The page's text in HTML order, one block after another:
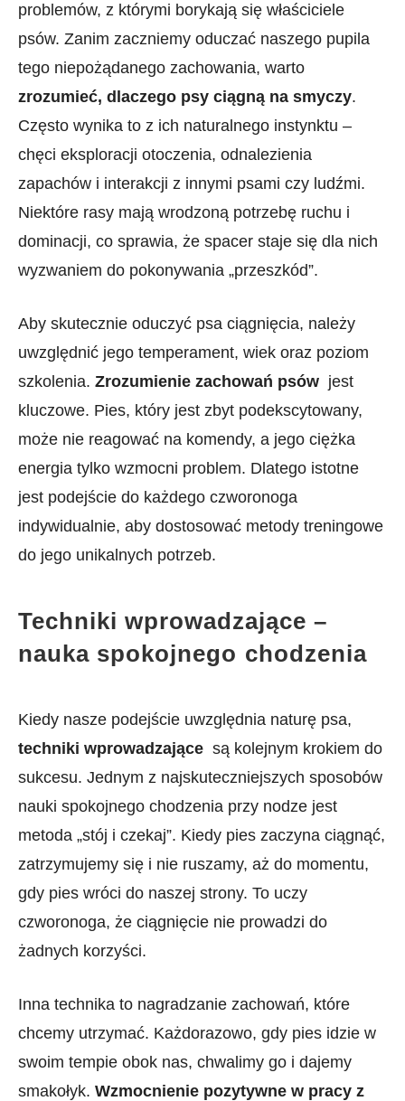
problemów,‌ z którymi borykają się właściciele
psów. Zanim zaczniemy oduczać naszego pupila ​
tego niepożądanego ⁣zachowania, warto
zrozumieć, dlaczego psy ciągną na smyczy.
Często wynika to z ich naturalnego instynktu ​–
chęci eksploracji otoczenia, odnalezienia
zapachów i ​interakcji z innymi psami czy ludźmi.
Niektóre rasy mają wrodzoną potrzebę ruchu i
dominacji, co sprawia, że⁣ spacer staje się dla nich
wyzwaniem do pokonywania „przeszkód”.
Aby skutecznie oduczyć psa ciągnięcia, należy
uwzględnić jego temperament,⁤ wiek oraz ‍poziom
szkolenia.⁣ Zrozumienie zachowań⁤ psów ⁣ jest
kluczowe.⁣ Pies, który jest zbyt podekscytowany,
może nie reagować na komendy, a jego ciężka
energia tylko wzmocni problem. Dlatego istotne
jest podejście⁣ do każdego‍ czworonoga
indywidualnie, aby ⁢dostosować⁤ metody treningowe
‌do jego unikalnych potrzeb.
Techniki wprowadzające –⁢
nauka spokojnego ⁢chodzenia
Kiedy ​nasze podejście uwzględnia ⁤naturę psa,​
techniki wprowadzające ‍ są kolejnym krokiem do
sukcesu. Jednym z najskuteczniejszych sposobów
nauki ⁣spokojnego chodzenia‍ przy nodze​ jest
metoda​ „stój i ⁢czekaj”.⁣ Kiedy pies zaczyna ciągnąć,⁣
zatrzymujemy ⁣się i nie ‍ruszamy,‌ aż do‌ momentu,
gdy pies wróci do naszej‍ strony. To ‍uczy
czworonoga, że ciągnięcie‌ nie prowadzi do
żadnych korzyści.
Inna technika to nagradzanie‍ zachowań, które
⁣chcemy utrzymać. Każdorazowo, gdy‍ pies idzie w
swoim⁣ tempie obok⁤ nas, chwalimy go i dajemy
smakołyk. Wzmocnienie⁤ pozytywne w pracy z‍